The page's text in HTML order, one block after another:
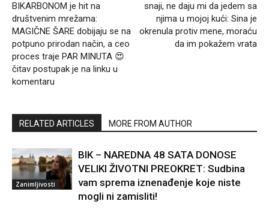
BIKARBONOM je hit na
društvenim mrežama:
MAGIČNE ŠARE dobijaju se na
potpuno prirodan način, a ceo
proces traje PAR MINUTA 😍
čitav postupak je na linku u
komentaru
snaji, ne daju mi da jedem sa
njima u mojoj kući: Sina je
okrenula protiv mene, moraću
da im pokažem vrata
RELATED ARTICLES MORE FROM AUTHOR
Zanimljivosti
BIK – NAREDNA 48 SATA DONOSE
VELIKI ŽIVOTNI PREOKRET: Sudbina
vam sprema iznenađenje koje niste
mogli ni zamisliti!